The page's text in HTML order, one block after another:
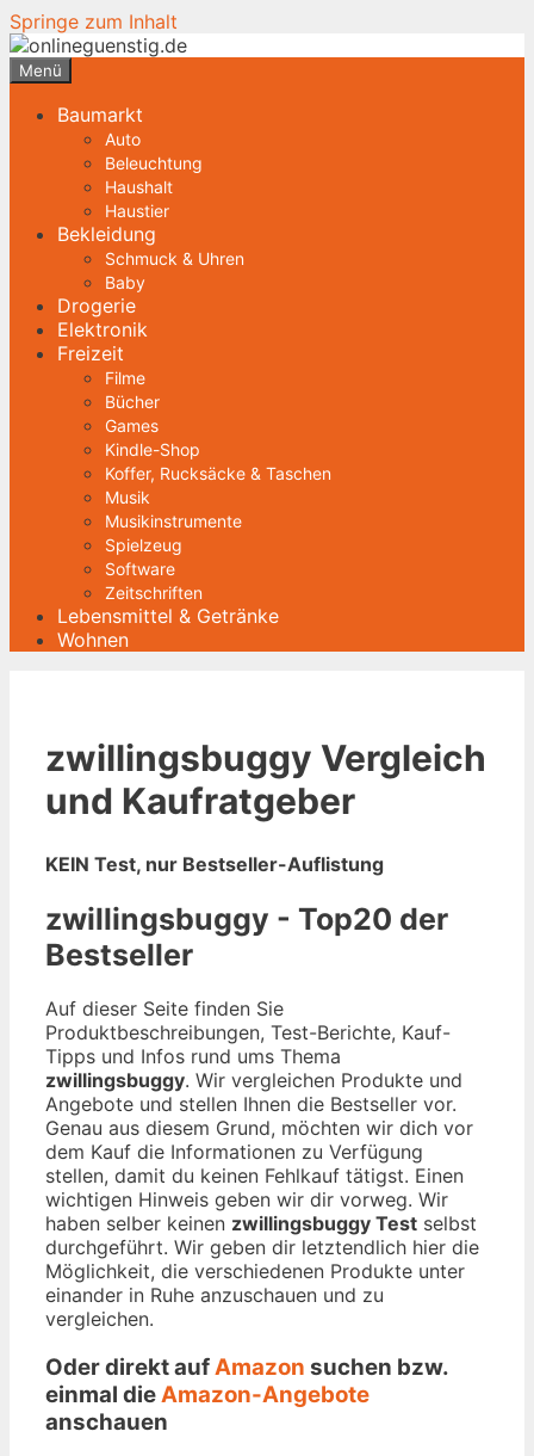
Springe zum Inhalt
Menü
Baumarkt
Auto
Beleuchtung
Haushalt
Haustier
Bekleidung
Schmuck & Uhren
Baby
Drogerie
Elektronik
Freizeit
Filme
Bücher
Games
Kindle-Shop
Koffer, Rucksäcke & Taschen
Musik
Musikinstrumente
Spielzeug
Software
Zeitschriften
Lebensmittel & Getränke
Wohnen
zwillingsbuggy Vergleich
und Kaufratgeber
KEIN Test, nur Bestseller-Auflistung
zwillingsbuggy - Top20 der
Bestseller
Auf dieser Seite finden Sie
Produktbeschreibungen, Test-Berichte, Kauf-
Tipps und Infos rund ums Thema
zwillingsbuggy. Wir vergleichen Produkte und
Angebote und stellen Ihnen die Bestseller vor.
Genau aus diesem Grund, möchten wir dich vor
dem Kauf die Informationen zu Verfügung
stellen, damit du keinen Fehlkauf tätigst. Einen
wichtigen Hinweis geben wir dir vorweg. Wir
haben selber keinen zwillingsbuggy Test selbst
durchgeführt. Wir geben dir letztendlich hier die
Möglichkeit, die verschiedenen Produkte unter
einander in Ruhe anzuschauen und zu
vergleichen.
Oder direkt aufAmazon suchen bzw.
einmal dieAmazon-Angebote
anschauen